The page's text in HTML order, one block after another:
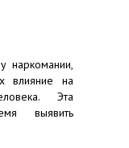
наркомании,
влияние на
Эта
выявить